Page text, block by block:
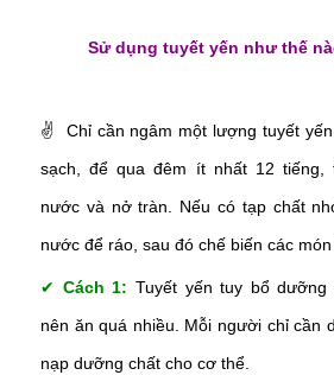
Sử dụng tuyết yến như thế
✌ Chỉ cần ngâm một lượng tuyết
sạch, để qua đêm ít nhất 12 tiếng,
nước và nở tràn. Nếu có tạp chất
nước để ráo, sau đó chế biến các món
✔ Cách 1: Tuyết yến tuy bổ dưỡng
nên ăn quá nhiều. Mỗi người chỉ cần
nạp dưỡng chất cho cơ thể.